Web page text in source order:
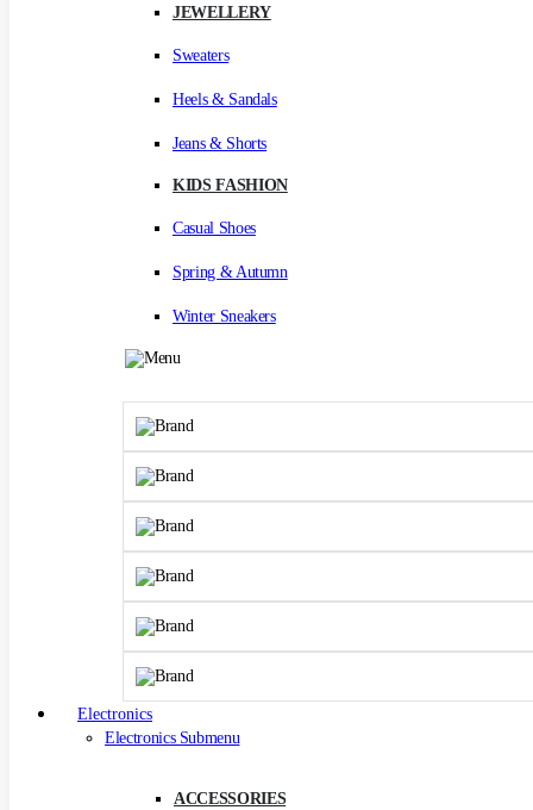
JEWELLERY
Sweaters
Heels & Sandals
Jeans & Shorts
KIDS FASHION
Casual Shoes
Spring & Autumn
Winter Sneakers
Electronics
Electronics Submenu
ACCESSORIES